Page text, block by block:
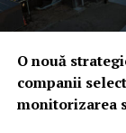
strategie,
comerciale
devine tot mai
instantaneu.
amenințărilor
vedea cu ochi
regionali, unii
O nouă
companii
monitorizarea